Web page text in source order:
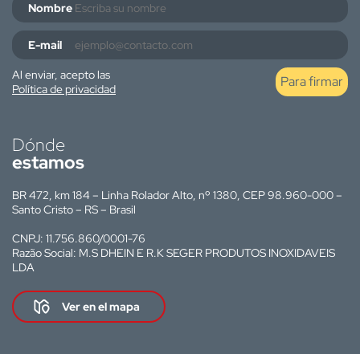
Nombre
E-mail
Al enviar, acepto las
Política de privacidad
Para firmar
Dónde
estamos
BR 472, km 184 – Linha Rolador Alto, nº 1380, CEP 98.960-000 –
Santo Cristo – RS – Brasil
CNPJ: 11.756.860/0001-76
Razão Social: M.S DHEIN E R.K SEGER PRODUTOS INOXIDAVEIS
LDA
Ver en el mapa